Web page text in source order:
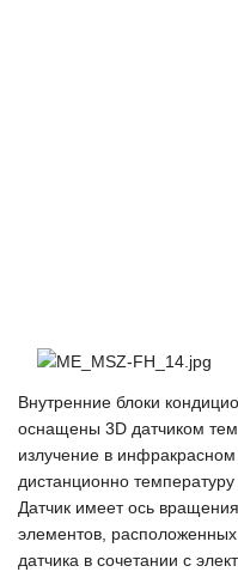
Внутренние блоки
оснащены 3D датчиком
излучение в
дистанционно
Датчик имеет ось
элементов, расположенных
датчика в сочетании с